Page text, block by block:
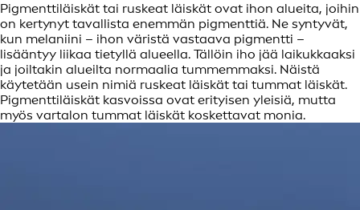
Pigmenttiläiskät tai ruskeat läiskät ovat ihon alueita, joihin
on kertynyt tavallista enemmän pigmenttiä. Ne syntyvät,
kun melaniini – ihon väristä vastaava pigmentti –
lisääntyy liikaa tietyllä alueella. Tällöin iho jää laikukkaaksi
ja joiltakin alueilta normaalia tummemmaksi. Näistä
käytetään usein nimiä ruskeat läiskät tai tummat läiskät.
Pigmenttiläiskät kasvoissa ovat erityisen yleisiä, mutta
myös vartalon tummat läiskät koskettavat monia.